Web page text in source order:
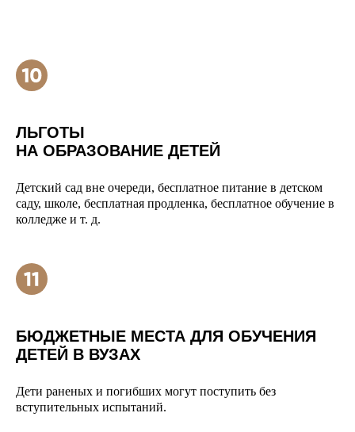
ЛЬГОТЫ
НА ОБРАЗОВАНИЕ ДЕТЕЙ
Детский сад вне очереди, бесплатное питание в детском
саду, школе, бесплатная продленка, бесплатное обучение в
колледже и т. д.
БЮДЖЕТНЫЕ МЕСТА ДЛЯ ОБУЧЕНИЯ
ДЕТЕЙ В ВУЗАХ
Дети раненых и погибших могут поступить без
вступительных испытаний.